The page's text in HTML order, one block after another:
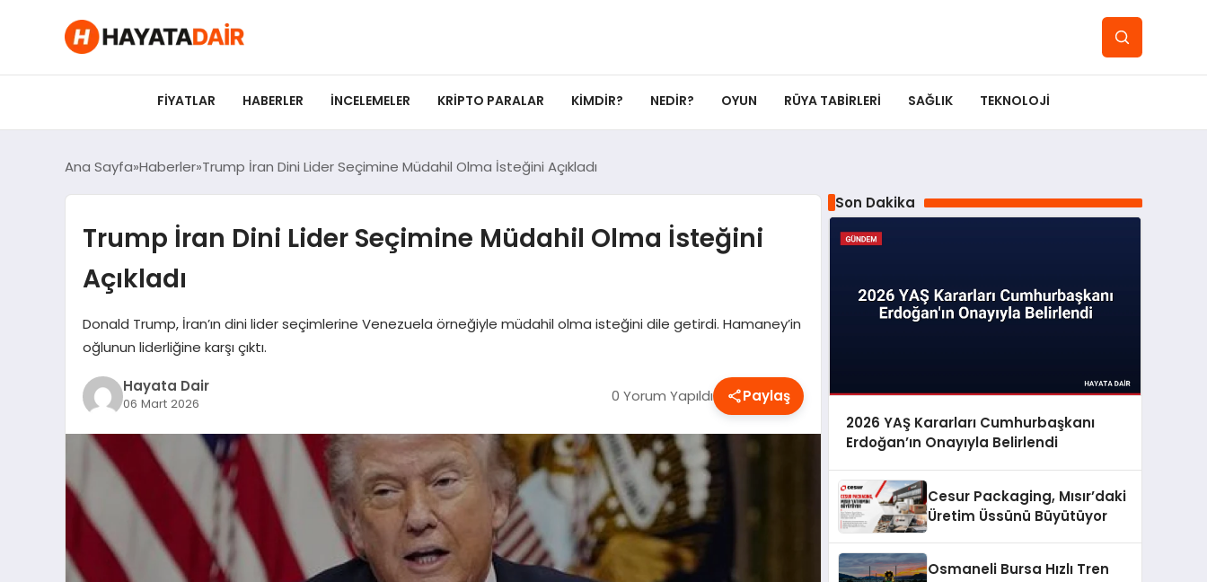
FIYATLAR HABERLER İNCELEMELER KRIPTO PARALAR KIMDIR? NEDIR? OYUN RÜYA TABIRLERI SAĞLIK TEKNOLOJI
Ana Sayfa Haberler Trump İran Dini Lider Seçimine Müdahil Olma İsteğini Açıkladı
Trump İran Dini Lider Seçimine Müdahil Olma İsteğini
Açıkladı
Donald Trump, İran’ın dini lider seçimlerine Venezuela örneğiyle müdahil olma isteğini dile getirdi. Hamaney’in
oğlunun liderliğine karşı çıktı.
Hayata Dair
06 Mart 2026 0 Yorum Yapıldı Paylaş
Son Dakika
2026 YAŞ Kararları Cumhurbaşkanı
Erdoğan’ın Onayıyla Belirlendi
Cesur Packaging, Mısır’daki
Üretim Üssünü Büyütüyor
Osmaneli Bursa Hızlı Tren